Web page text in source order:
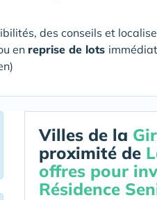
des conseils et
en reprise de lots
Villes de la
proximité de
offres pour
Résidence